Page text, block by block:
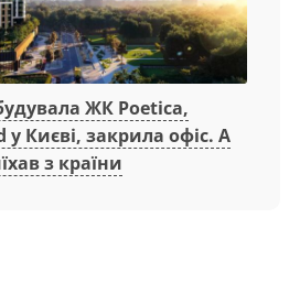
ЖК Poetica,
у Києві, закрила офіс. А
з країни